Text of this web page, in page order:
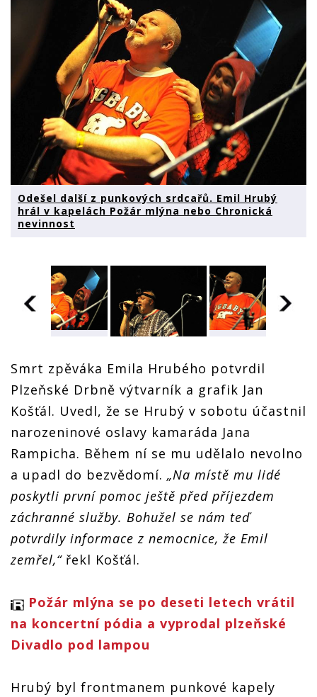
Odešel další z punkových srdcařů. Emil Hrubý
hrál v kapelách Požár mlýna nebo Chronická
nevinnost
srdcařů. Emil
kapelách
Požár mlýna
nebo
Chronická
Odešel další z
punkových
srdcařů. Emil
kapelách
Požár mlýna
nebo
Chronická
srdcařů. Emil
kapelách
Požár mlýna
Chronická
Smrt zpěváka Emila Hrubého potvrdil
Plzeňské Drbně výtvarník a grafik Jan
Košťál. Uvedl, že se Hrubý v sobotu účastnil
narozeninové oslavy kamaráda Jana
Rampicha. Během ní se mu udělalo nevolno
a upadl do bezvědomí. „Na místě mu lidé
poskytli první pomoc ještě před příjezdem
záchranné služby. Bohužel se nám teď
potvrdily informace z nemocnice, že Emil
zemřel,“řekl Košťál.
Požár mlýna se po deseti letech vrátil
na koncertní pódia a vyprodal plzeňské
Divadlo pod lampou
Hrubý byl frontmanem punkové kapely